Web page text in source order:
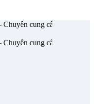
cấp thiết bị mạng &
cấp thiết bị mạng &